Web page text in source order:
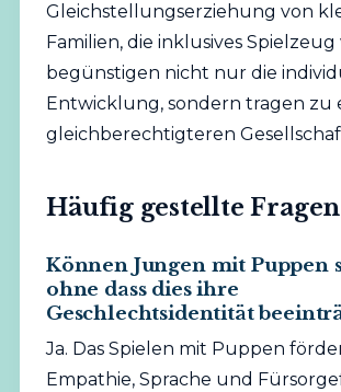
Gleichstellungserziehung von
Familien, die inklusives
begünstigen nicht nur die
Entwicklung, sondern tragen zu
gleichberechtigteren
Häufig gestellte Fragen
Können Jungen mit Puppen
ohne dass dies ihre
Geschlechtsidentität
Ja. Das Spielen mit Puppen
Empathie, Sprache und